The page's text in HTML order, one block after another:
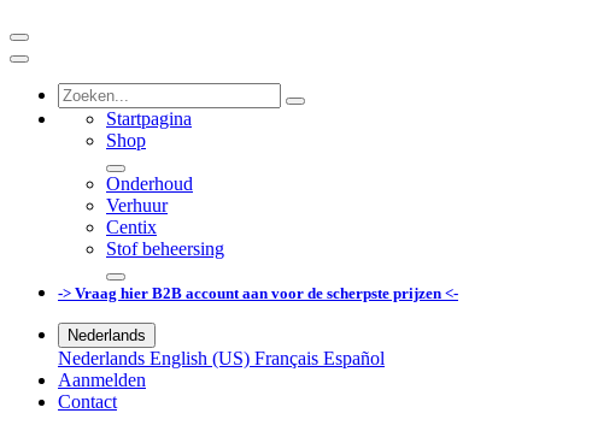
Startpagina
Shop
Onderhoud
Verhuur
Centix
Stof beheersing
-> Vraag hier B2B account aan voor de scherpste prijzen <-
Nederlands
Nederlands English (US) Français Español
Aanmelden
Contact